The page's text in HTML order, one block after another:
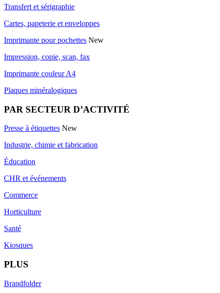
Transfert et sérigraphie
Cartes, papeterie et enveloppes
Imprimante pour pochettes New
Impression, copie, scan, fax
Imprimante couleur A4
Plaques minéralogiques
PAR SECTEUR D’ACTIVITÉ
Presse à étiquettes New
Industrie, chimie et fabrication
Éducation
CHR et événements
Commerce
Horticulture
Santé
Kiosques
PLUS
Brandfolder